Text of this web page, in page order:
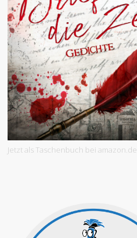
Jetzt als Taschenbuch bei amazon.de